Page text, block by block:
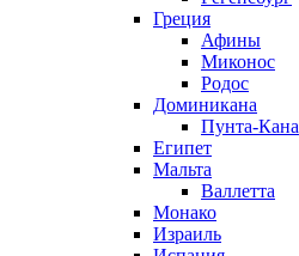
Греция
Афины
Миконос
Родос
Доминикана
Пунта-Кана
Египет
Мальта
Валлетта
Монако
Израиль